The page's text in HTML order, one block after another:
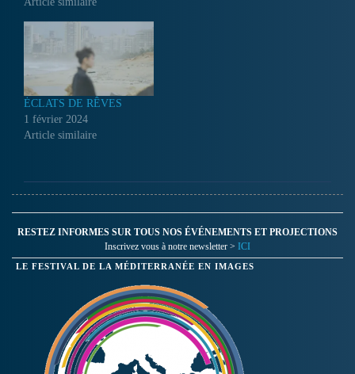
ĖCLATS DE RÊVES
1 février 2024
Article similaire
RESTEZ INFORMES SUR TOUS NOS ÉVÉNEMENTS ET PROJECTIONS
Inscrivez vous à notre newsletter > ICI
LE FESTIVAL DE LA MÉDITERRANÉE EN IMAGES